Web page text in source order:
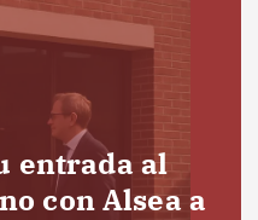
entrada al
con Alsea a